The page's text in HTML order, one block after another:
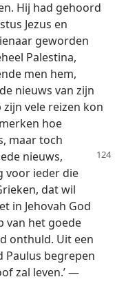
Hij had gehoord
Jezus en
geworden
Palestina,
men hem,
nieuws van zijn
zijn vele reizen kon
hoe
maar toch
nieuws,
voor ieder die
dat wil
in Jehovah God
van het goede
onthuld. Uit een
Paulus begrepen
zal leven.’ —